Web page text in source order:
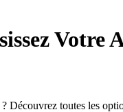
Votre
Découvrez toutes les